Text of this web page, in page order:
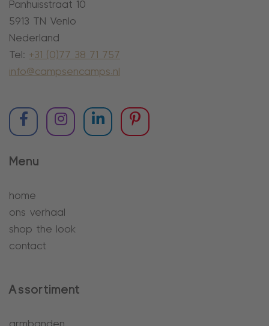
Panhuisstraat 10
5913 TN Venlo
Nederland
Tel: +31 (0)77 38 71 757
info@campsencamps.nl
Menu
home
ons verhaal
shop the look
contact
Assortiment